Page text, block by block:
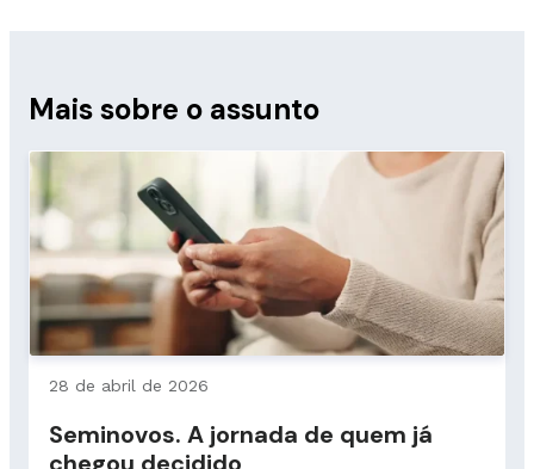
Mais sobre o assunto
28 de abril de 2026
Seminovos. A jornada de quem já
chegou decidido